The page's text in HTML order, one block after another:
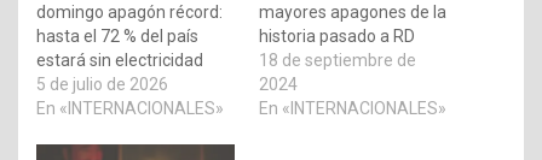
domingo apagón récord:
hasta el 72 % del país
estará sin electricidad
5 de julio de 2026
En «INTERNACIONALES»
mayores apagones de la
historia pasado a RD
18 de septiembre de
2024
En «INTERNACIONALES»